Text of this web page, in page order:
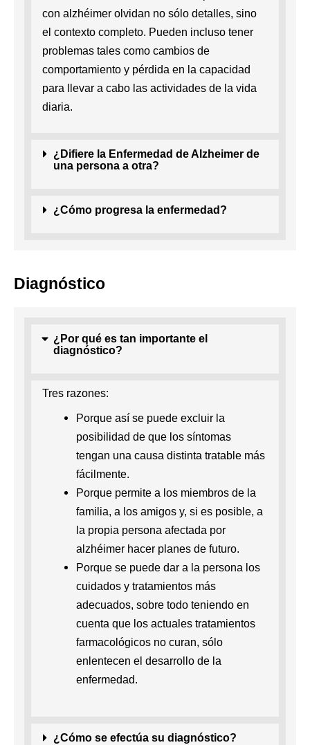
con alzhéimer olvidan no sólo detalles, sino
el contexto completo. Pueden incluso tener
problemas tales como cambios de
comportamiento y pérdida en la capacidad
para llevar a cabo las actividades de la vida
diaria.
¿Difiere la Enfermedad de Alzheimer de
una persona a otra?
¿Cómo progresa la enfermedad?
Diagnóstico
¿Por qué es tan importante el
diagnóstico?
Tres razones:
Porque así se puede excluir la
posibilidad de que los síntomas
tengan una causa distinta tratable más
fácilmente.
Porque permite a los miembros de la
familia, a los amigos y, si es posible, a
la propia persona afectada por
alzhéimer hacer planes de futuro.
Porque se puede dar a la persona los
cuidados y tratamientos más
adecuados, sobre todo teniendo en
cuenta que los actuales tratamientos
farmacológicos no curan, sólo
enlentecen el desarrollo de la
enfermedad.
¿Cómo se efectúa su diagnóstico?